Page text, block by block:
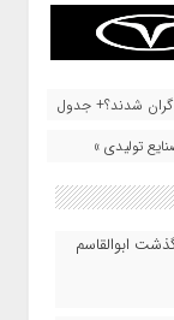
گران شدند؟+ جدول
تولیدی »
ابوالقاسم